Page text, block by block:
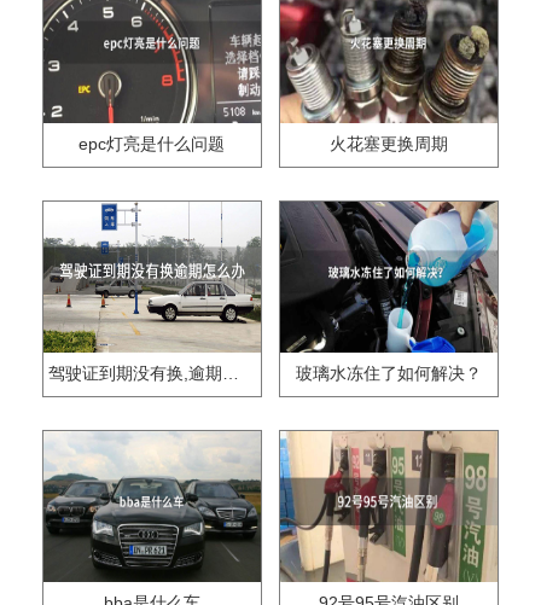
epc灯亮是什么问题 火花塞更换周期
驾驶证到期没有换,逾期怎么办?? 玻璃水冻住了如何解决？